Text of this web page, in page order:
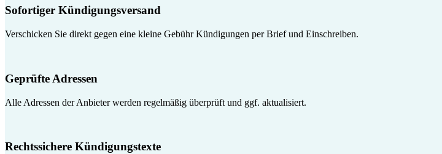
Sofortiger Kündigungsversand
Verschicken Sie direkt gegen eine kleine Gebühr Kündigungen per Brief und Einschreiben.
Geprüfte Adressen
Alle Adressen der Anbieter werden regelmäßig überprüft und ggf. aktualisiert.
Rechtssichere Kündigungstexte